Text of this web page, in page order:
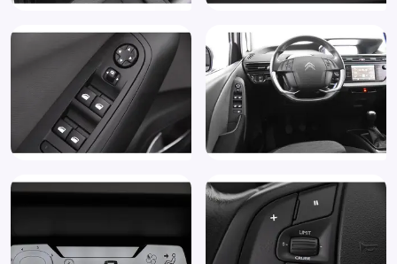
Voorstoelen in hoogte verstelbaar
Zonnescherm
Zonnescherm zijruiten